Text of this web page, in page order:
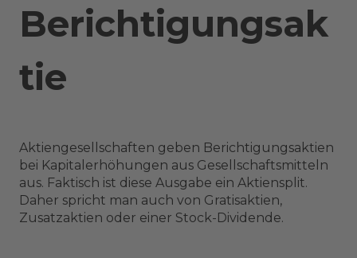
Berichtigungsak
tie
Aktiengesellschaften geben Berichtigungsaktien
bei Kapitalerhöhungen aus Gesellschaftsmitteln
aus. Faktisch ist diese Ausgabe ein Aktiensplit.
Daher spricht man auch von Gratisaktien,
Zusatzaktien oder einer Stock-Dividende.